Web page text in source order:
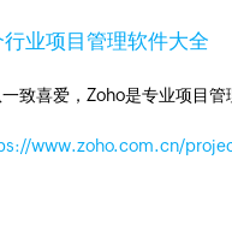
业项目管理软件大全
致喜爱，Zoho是专业项目管
www.zoho.com.cn/